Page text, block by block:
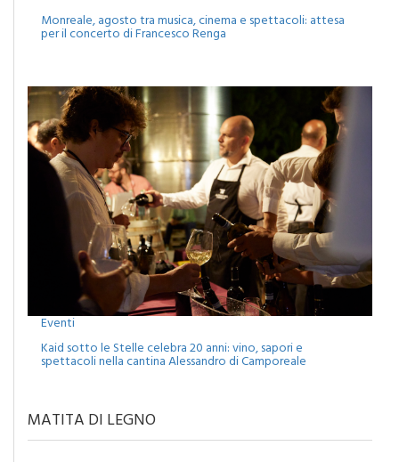
Eventi
Monreale, agosto tra musica, cinema e spettacoli: attesa
Eventi
Kaid sotto le Stelle celebra 20 anni: vino, sapori e
MATITA DI LEGNO